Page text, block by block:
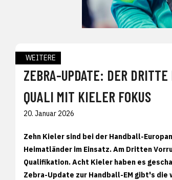
WEITERE
ZEBRA-UPDATE: DER
QUALI MIT KIELER FOKUS
20. Januar 2026
Zehn Kieler sind bei der Handball-
Heimatländer im Einsatz. Am Dritten
Qualifikation. Acht Kieler haben es
Zebra-Update zur Handball-EM gibt's